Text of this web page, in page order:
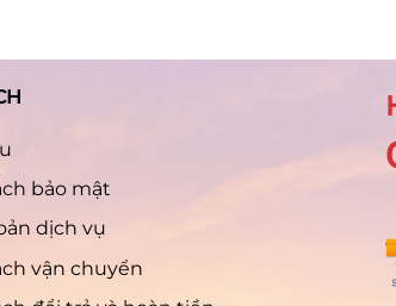
bảo mật
dịch vụ
vận chuyển